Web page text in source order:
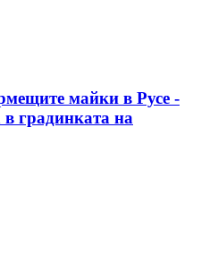
майки в Русе -
в градинката на